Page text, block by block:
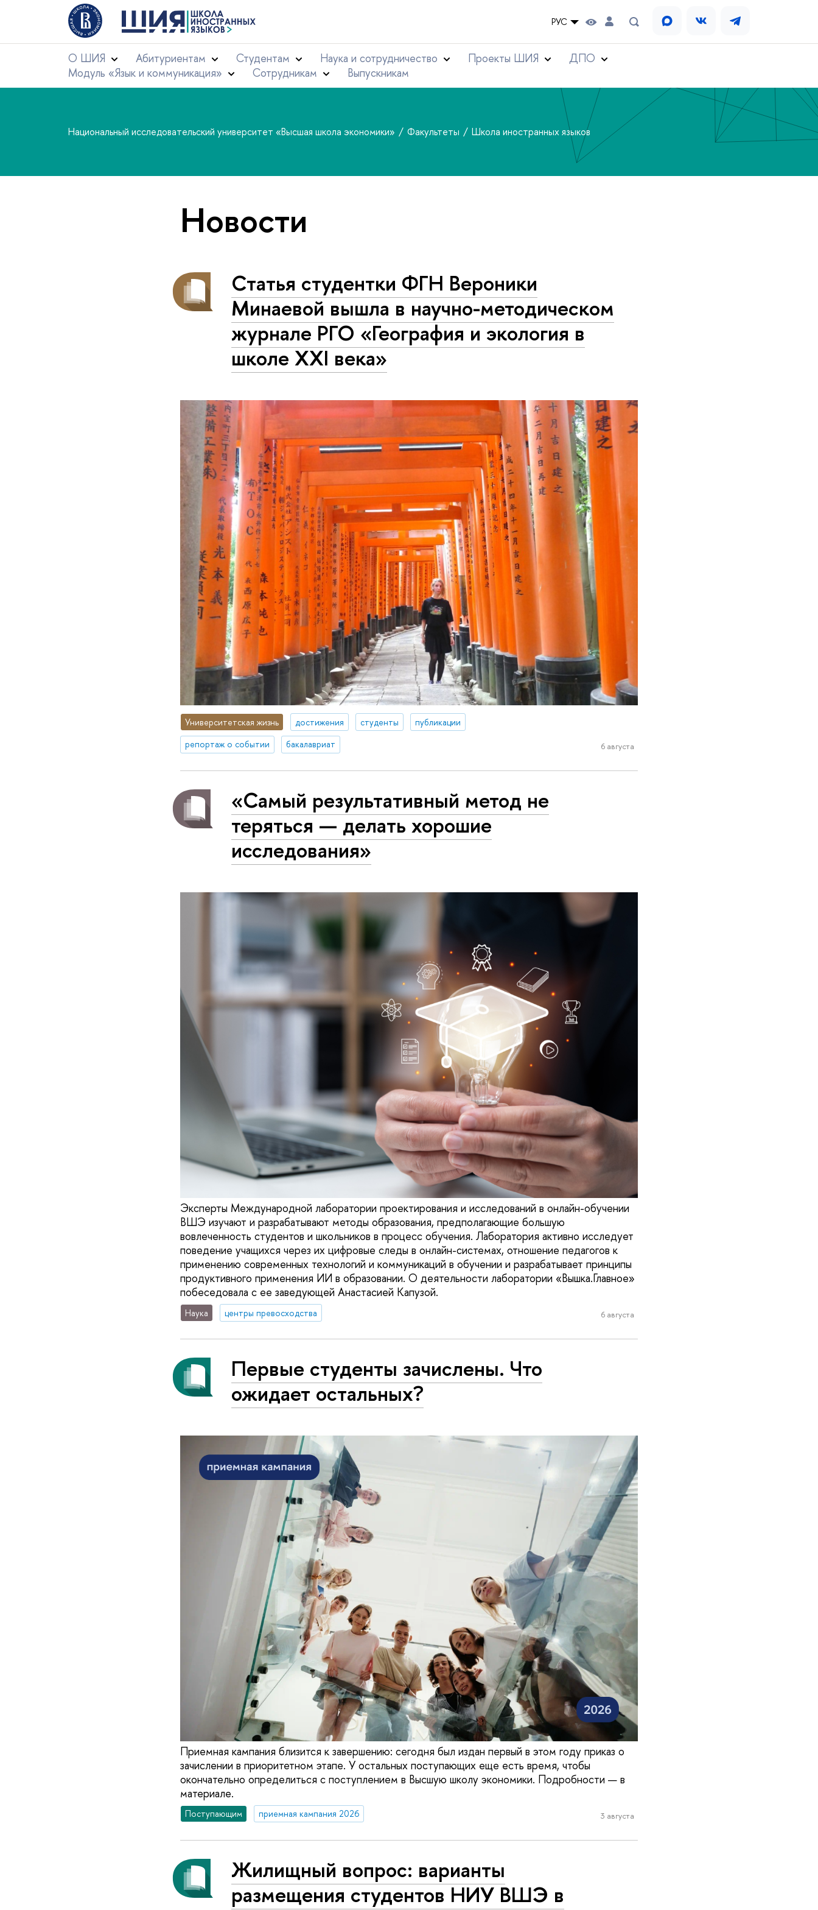
РУС
О ШИЯ Абитуриентам Студентам Наука и сотрудничество Проекты ШИЯ
ДПО
Модуль «Язык и коммуникация»
Сотрудникам Выпускникам
Национальный исследовательский университет «Высшая школа экономики» Факультеты Школа иностранных языков
Новости
Статья студентки ФГН Вероники
Минаевой вышла в научно-методическом
журнале РГО «География и экология в
школе XXI века»
Университетская жизнь достижения студенты
публикации
репортаж о событии
бакалавриат 6 августа
«Самый результативный метод не
теряться — делать хорошие
исследования»
Эксперты Международной лаборатории проектирования и исследований в онлайн-обучении
ВШЭ изучают и разрабатывают методы образования, предполагающие большую
вовлеченность студентов и школьников в процесс обучения. Лаборатория активно исследует
поведение учащихся через их цифровые следы в онлайн-системах, отношение педагогов к
применению современных технологий и коммуникаций в обучении и разрабатывает принципы
продуктивного применения ИИ в образовании. О деятельности лаборатории «Вышка.Главное»
побеседовала с ее заведующей Анастасией Капузой.
Наука центры превосходства 6 августа
Первые студенты зачислены. Что
ожидает остальных?
Приемная кампания близится к завершению: сегодня был издан первый в этом году приказ о
зачислении в приоритетном этапе. У остальных поступающих еще есть время, чтобы
окончательно определиться с поступлением в Высшую школу экономики. Подробности — в
материале.
Поступающим приемная кампания 2026 3 августа
Жилищный вопрос: варианты
размещения студентов НИУ ВШЭ в